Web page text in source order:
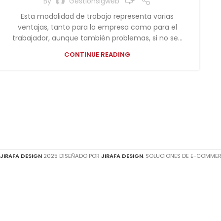
Esta modalidad de trabajo representa varias
ventajas, tanto para la empresa como para el
trabajador, aunque también problemas, si no se...
CONTINUE READING
JIRAFA DESIGN 2025 DISEÑADO POR JIRAFA DESIGN. SOLUCIONES DE E-